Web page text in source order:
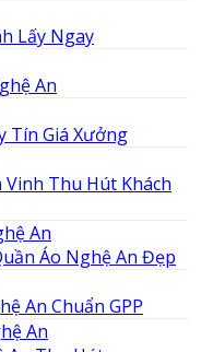
Lấy Ngay
An
Tín Giá Xưởng
Vinh Thu Hút Khách
Áo Nghệ An Đẹp
An Chuẩn GPP